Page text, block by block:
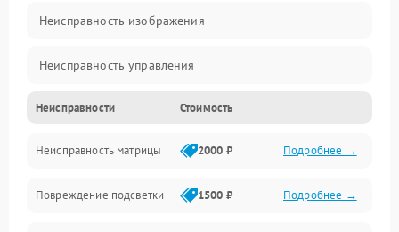
Неисправность изображения
Неисправность управления
Неисправность интерфейсов
Прочие неисправности
Неисправность звука
Неисправности Стоимость
Неисправность матрицы 2000 ₽ Подробнее →
Повреждение подсветки 1500 ₽ Подробнее →